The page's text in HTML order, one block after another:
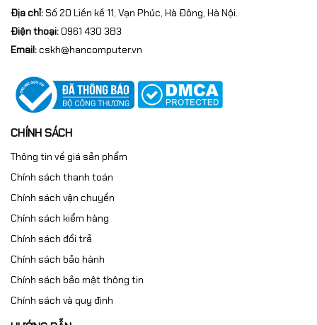
Địa chỉ:Số 20 Liền kề 11, Vạn Phúc, Hà Đông, Hà Nội.
Điện thoại:0961 430 383
Email:cskh@hancomputer.vn
CHÍNH SÁCH
Thông tin về giá sản phẩm
Chính sách thanh toán
Chính sách vận chuyển
Chính sách kiểm hàng
Chính sách đổi trả
Chính sách bảo hành
Chính sách bảo mật thông tin
Chính sách và quy định